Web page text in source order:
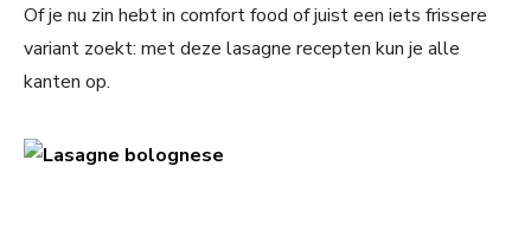
Of je nu zin hebt in comfort food of juist een iets frissere
variant zoekt: met deze lasagne recepten kun je alle
kanten op.